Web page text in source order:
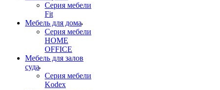
Серия мебели
Fit
Мебель для дома
Серия мебели
HOME
OFFICE
Мебель для залов
суда
Серия мебели
Kodex